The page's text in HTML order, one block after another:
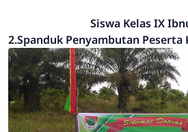
Siswa Kelas IX
2.Spanduk Penyambutan Peserta